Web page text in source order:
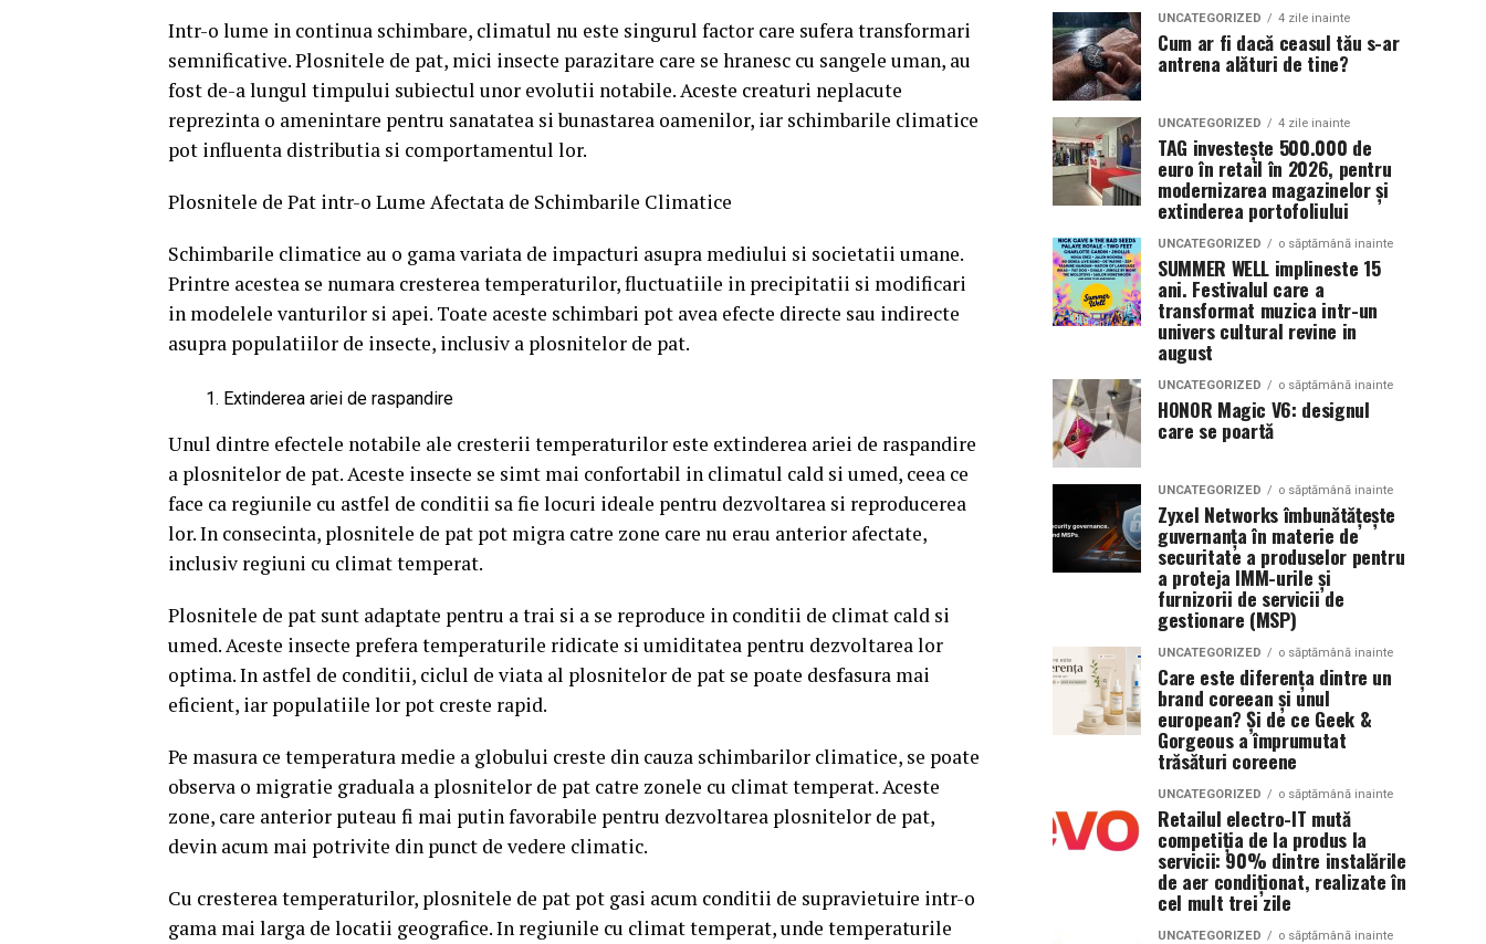
Intr-o lume in continua schimbare, climatul nu este singurul factor care sufera transformari
semnificative. Plosnitele de pat, mici insecte parazitare care se hranesc cu sangele uman, au
fost de-a lungul timpului subiectul unor evolutii notabile. Aceste creaturi neplacute
reprezinta o amenintare pentru sanatatea si bunastarea oamenilor, iar schimbarile climatice
pot influenta distributia si comportamentul lor.
Plosnitele de Pat intr-o Lume Afectata de Schimbarile Climatice
Schimbarile climatice au o gama variata de impacturi asupra mediului si societatii umane.
Printre acestea se numara cresterea temperaturilor, fluctuatiile in precipitatii si modificari
in modelele vanturilor si apei. Toate aceste schimbari pot avea efecte directe sau indirecte
asupra populatiilor de insecte, inclusiv a plosnitelor de pat.
Extinderea ariei de raspandire
Unul dintre efectele notabile ale cresterii temperaturilor este extinderea ariei de raspandire
a plosnitelor de pat. Aceste insecte se simt mai confortabil in climatul cald si umed, ceea ce
face ca regiunile cu astfel de conditii sa fie locuri ideale pentru dezvoltarea si reproducerea
lor. In consecinta, plosnitele de pat pot migra catre zone care nu erau anterior afectate,
inclusiv regiuni cu climat temperat.
Plosnitele de pat sunt adaptate pentru a trai si a se reproduce in conditii de climat cald si
umed. Aceste insecte prefera temperaturile ridicate si umiditatea pentru dezvoltarea lor
optima. In astfel de conditii, ciclul de viata al plosnitelor de pat se poate desfasura mai
eficient, iar populatiile lor pot creste rapid.
Pe masura ce temperatura medie a globului creste din cauza schimbarilor climatice, se poate
observa o migratie graduala a plosnitelor de pat catre zonele cu climat temperat. Aceste
zone, care anterior puteau fi mai putin favorabile pentru dezvoltarea plosnitelor de pat,
devin acum mai potrivite din punct de vedere climatic.
Cu cresterea temperaturilor, plosnitele de pat pot gasi acum conditii de supravietuire intr-o
gama mai larga de locatii geografice. In regiunile cu climat temperat, unde temperaturile
UNCATEGORIZED 4 zile inainte
Cum ar fi dacă ceasul tău s-ar
antrena alături de tine?
UNCATEGORIZED 4 zile inainte
TAG investește 500.000 de
euro în retail în 2026, pentru
modernizarea magazinelor și
extinderea portofoliului
UNCATEGORIZED o săptămână inainte
SUMMER WELL implineste 15
ani. Festivalul care a
transformat muzica intr-un
univers cultural revine in
august
UNCATEGORIZED o săptămână inainte
HONOR Magic V6: designul
care se poartă
UNCATEGORIZED o săptămână inainte
Zyxel Networks îmbunătățește
guvernanța în materie de
securitate a produselor pentru
a proteja IMM-urile și
furnizorii de servicii de
gestionare (MSP)
UNCATEGORIZED o săptămână inainte
Care este diferența dintre un
brand coreean și unul
european? Și de ce Geek &
Gorgeous a împrumutat
trăsături coreene
UNCATEGORIZED o săptămână inainte
Retailul electro-IT mută
competiția de la produs la
servicii: 90% dintre instalările
de aer condiționat, realizate în
cel mult trei zile
UNCATEGORIZED o săptămână inainte